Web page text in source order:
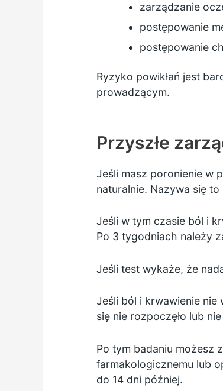
zarządzanie
postępowanie
postępowanie
Ryzyko powikłań jest
prowadzącym.
Przyszłe
Jeśli masz poronienie w
naturalnie. Nazywa się
Jeśli w tym czasie ból i
Po 3 tygodniach należy
Jeśli test wykaże, że
Jeśli ból i krwawienie nie
się nie rozpoczęło lub
Po tym badaniu możesz
farmakologicznemu lub
do 14 dni później.